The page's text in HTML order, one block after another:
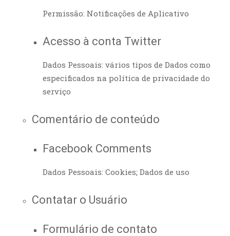
Permissão: Notificações de Aplicativo
Acesso à conta Twitter
Dados Pessoais: vários tipos de Dados como
especificados na política de privacidade do
serviço
Comentário de conteúdo
Facebook Comments
Dados Pessoais: Cookies; Dados de uso
Contatar o Usuário
Formulário de contato